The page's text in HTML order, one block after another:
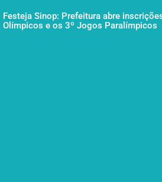
Festeja Sinop: Prefeitura abre
Olímpicos e os 3º Jogos Paralímpicos